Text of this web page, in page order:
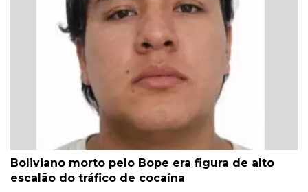
Boliviano morto pelo Bope era figura de alto
escalão do tráfico de cocaína